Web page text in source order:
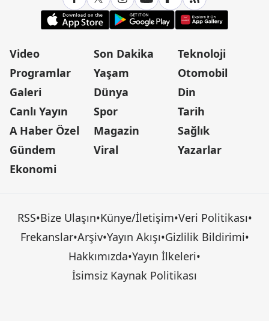
Video
Programlar
Galeri
Canlı Yayın
A Haber Özel
Gündem
Ekonomi
Son Dakika
Yaşam
Dünya
Spor
Magazin
Viral
Teknoloji
Otomobil
Din
Tarih
Sağlık
Yazarlar
RSS•Bize Ulaşın•Künye/İletişim•Veri Politikası•
Frekanslar•Arşiv•Yayın Akışı•Gizlilik Bildirimi•
Hakkımızda•Yayın İlkeleri•
İsimsiz Kaynak Politikası